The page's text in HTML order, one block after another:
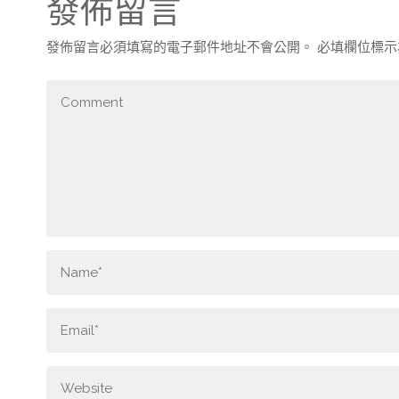
發佈留言
發佈留言必須填寫的電子郵件地址不會公開。 必填欄位標